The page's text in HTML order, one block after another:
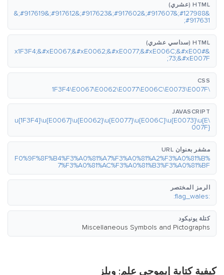
HTML (عشري)
&#127988;&#917607;&#917602;&#917623;&#917612;&#917619;&
#917631;
HTML (سداسي عشري)
&#x1F3F4;&#xE0067;&#xE0062;&#xE0077;&#xE006C;&#xE00
73;&#xE007F;
CSS
\1F3F4\E0067\E0062\E0077\E006C\E0073\E007F
JAVASCRIPT
\u{1F3F4}\u{E0067}\u{E0062}\u{E0077}\u{E006C}\u{E0073}\u{E
007F}
مشفر بعنوان URL
%F0%9F%8F%B4%F3%A0%81%A7%F3%A0%81%A2%F3%A0%81%B
7%F3%A0%81%AC%F3%A0%81%B3%F3%A0%81%BF
الرمز المختصر
:flag_wales:
كتلة يونيكود
Miscellaneous Symbols and Pictographs
كيفية كتابة إيموجي علم: ويلز